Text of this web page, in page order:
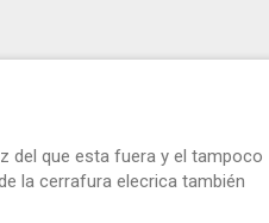
del que esta fuera y el tampoco
la cerrafura elecrica también